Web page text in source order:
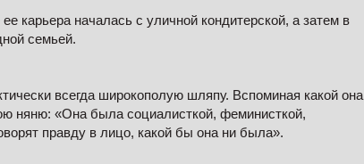
карьера началась с уличной кондитерской, а затем в
семьей.
всегда широкополую шляпу. Вспоминая какой она
няню: «Она была социалисткой, феминисткой,
правду в лицо, какой бы она ни была».